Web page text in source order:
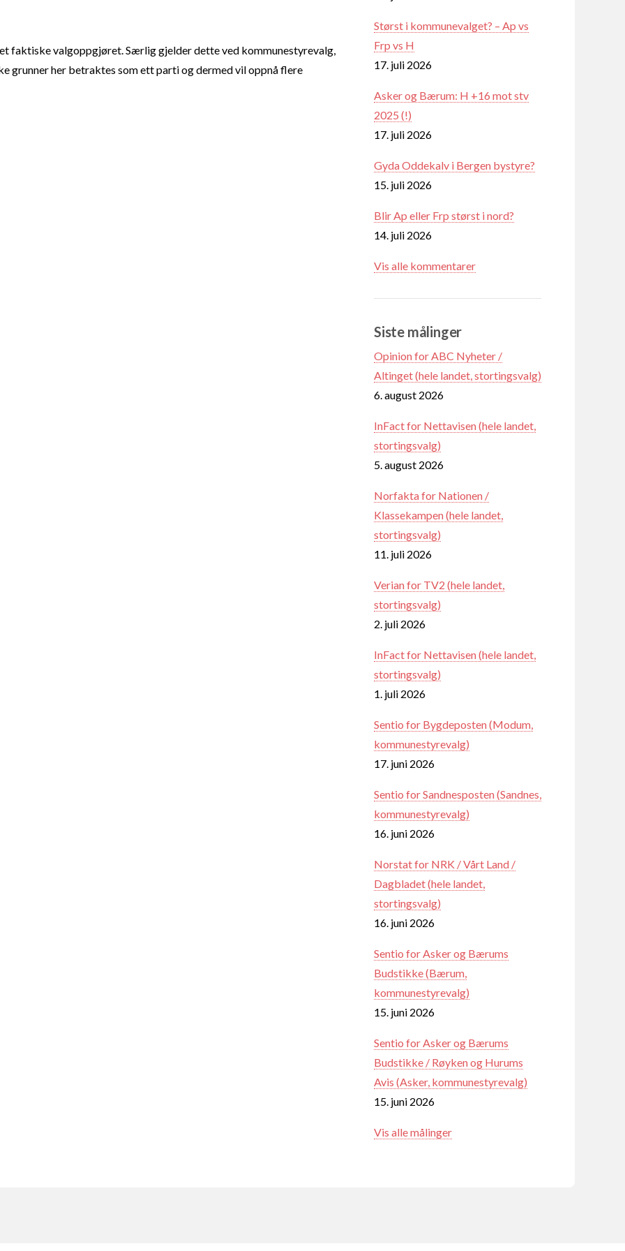
faktiske valgoppgjøret. Særlig gjelder dette ved kommunestyrevalg,
grunner her betraktes som ett parti og dermed vil oppnå flere
Størst i kommunevalget? – Ap vs
Frp vs H
17. juli 2026
Asker og Bærum: H +16 mot stv
2025 (!)
17. juli 2026
Gyda Oddekalv i Bergen bystyre?
15. juli 2026
Blir Ap eller Frp størst i nord?
14. juli 2026
Vis alle kommentarer
Siste målinger
Opinion for ABC Nyheter /
Altinget (hele landet, stortingsvalg)
6. august 2026
InFact for Nettavisen (hele landet,
stortingsvalg)
5. august 2026
Norfakta for Nationen /
Klassekampen (hele landet,
stortingsvalg)
11. juli 2026
Verian for TV2 (hele landet,
stortingsvalg)
2. juli 2026
InFact for Nettavisen (hele landet,
stortingsvalg)
1. juli 2026
Sentio for Bygdeposten (Modum,
kommunestyrevalg)
17. juni 2026
Sentio for Sandnesposten (Sandnes,
kommunestyrevalg)
16. juni 2026
Norstat for NRK / Vårt Land /
Dagbladet (hele landet,
stortingsvalg)
16. juni 2026
Sentio for Asker og Bærums
Budstikke (Bærum,
kommunestyrevalg)
15. juni 2026
Sentio for Asker og Bærums
Budstikke / Røyken og Hurums
Avis (Asker, kommunestyrevalg)
15. juni 2026
Vis alle målinger